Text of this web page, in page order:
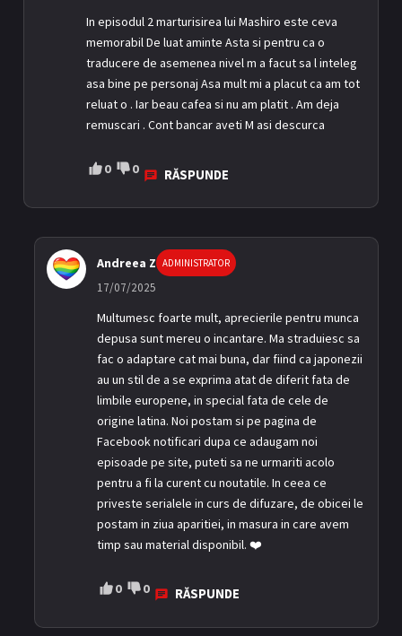
In episodul 2 marturisirea lui Mashiro este ceva
memorabil De luat aminte Asta si pentru ca o
traducere de asemenea nivel m a facut sa l inteleg
asa bine pe personaj Asa mult mi a placut ca am tot
reluat o . Iar beau cafea si nu am platit . Am deja
remuscari . Cont bancar aveti M asi descurca
0 0 RĂSPUNDE
Andreea Z ADMINISTRATOR
17/07/2025
Multumesc foarte mult, aprecierile pentru munca
depusa sunt mereu o incantare. Ma straduiesc sa
fac o adaptare cat mai buna, dar fiind ca japonezii
au un stil de a se exprima atat de diferit fata de
limbile europene, in special fata de cele de
origine latina. Noi postam si pe pagina de
Facebook notificari dupa ce adaugam noi
episoade pe site, puteti sa ne urmariti acolo
pentru a fi la curent cu noutatile. In ceea ce
priveste serialele in curs de difuzare, de obicei le
postam in ziua aparitiei, in masura in care avem
timp sau material disponibil. ❤️
0 0 RĂSPUNDE